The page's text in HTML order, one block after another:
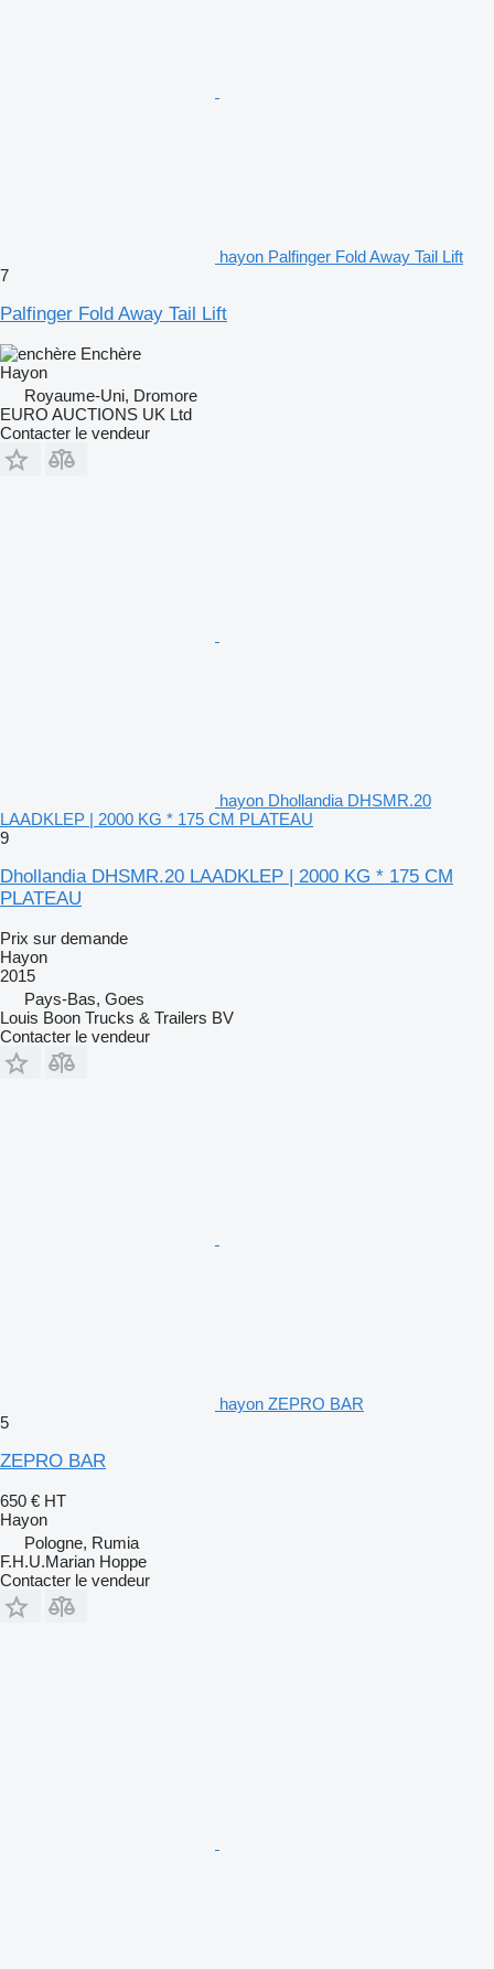
hayon Palfinger Fold Away Tail Lift
7
Palfinger Fold Away Tail Lift
Enchère
Hayon
Royaume-Uni, Dromore
EURO AUCTIONS UK Ltd
Contacter le vendeur
hayon Dhollandia DHSMR.20
LAADKLEP | 2000 KG * 175 CM PLATEAU
9
Dhollandia DHSMR.20 LAADKLEP | 2000 KG * 175 CM
PLATEAU
Prix sur demande
Hayon
2015
Pays-Bas, Goes
Louis Boon Trucks & Trailers BV
Contacter le vendeur
hayon ZEPRO BAR
5
ZEPRO BAR
650 € HT
Hayon
Pologne, Rumia
F.H.U.Marian Hoppe
Contacter le vendeur